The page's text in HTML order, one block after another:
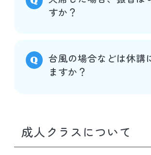
すか？
台風の場合などは休講
ますか？
成人クラスについて